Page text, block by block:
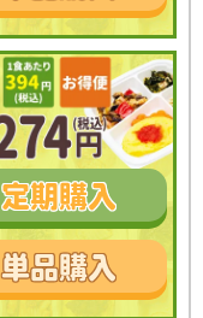
定期購入
単品購入